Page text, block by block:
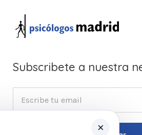
Subscribete a nuestra
×